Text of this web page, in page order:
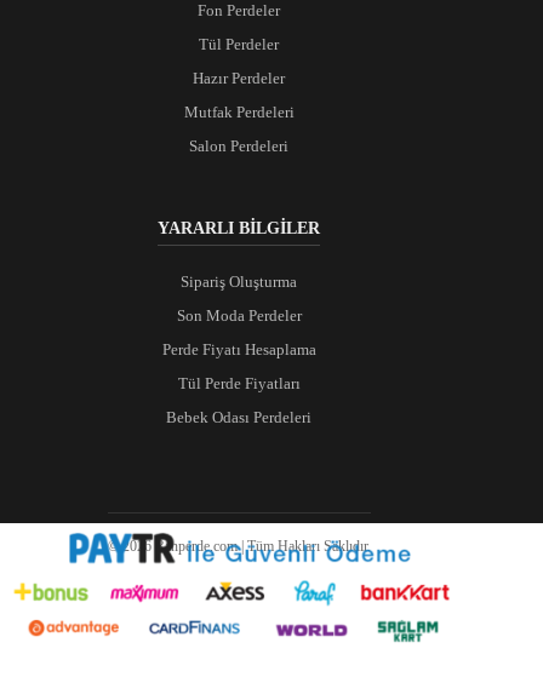
Fon Perdeler
Tül Perdeler
Hazır Perdeler
Mutfak Perdeleri
Salon Perdeleri
YARARLI BİLGİLER
Sipariş Oluşturma
Son Moda Perdeler
Perde Fiyatı Hesaplama
Tül Perde Fiyatları
Bebek Odası Perdeleri
© 2026 Ranperde.com | Tüm Hakları Saklıdır.